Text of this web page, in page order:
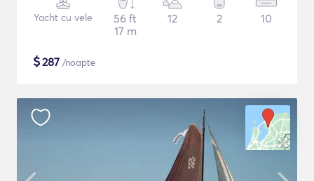
Yacht cu vele
56 ft
17 m
12 2 10
$287 /noapte